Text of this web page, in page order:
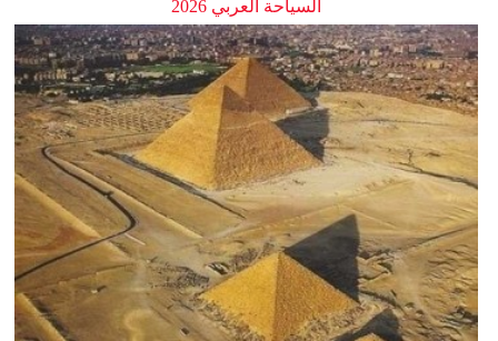
السياحة العربي 2026